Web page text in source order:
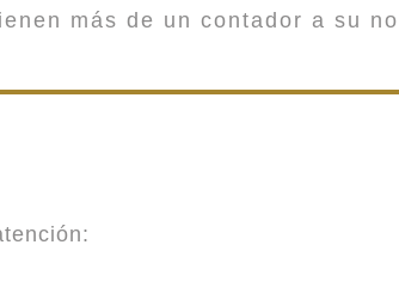
más de un contador a su